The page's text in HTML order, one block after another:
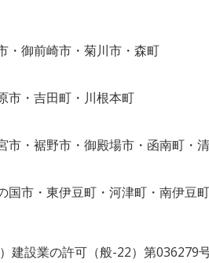
・御前崎市・菊川市・森町
市・吉田町・川根本町
市・裾野市・御殿場市・函南町・
国市・東伊豆町・河津町・南伊豆
建設業の許可（般-22）第036279